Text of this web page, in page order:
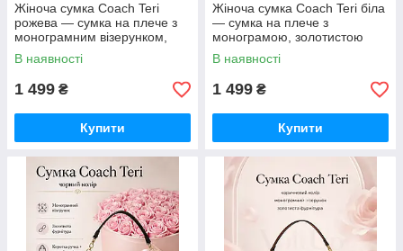
Жіноча сумка Coach Teri
рожева — сумка на плече з
монограмним візерунком,
золотистою фурнітурою та
ремінцем
В наявності
1 499 ₴
Купити
Жіноча сумка Coach Teri біла
— сумка на плече з
монограмою, золотистою
фурнітурою та ремінцем
В наявності
1 499 ₴
Купити